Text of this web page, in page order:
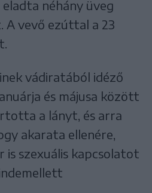
néhány üveg
A vevő ezúttal a 23
vádiratából idéző
és májusa között
a lányt, és arra
akarata ellenére,
szexuális kapcsolatot